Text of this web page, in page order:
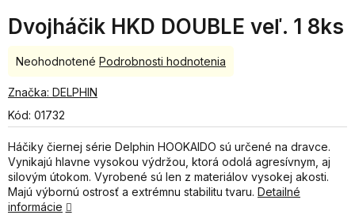
Dvojháčik HKD DOUBLE veľ. 1 8ks
Kód: 01732
Háčiky čiernej série Delphin HOOKAIDO sú určené na dravce.
Vynikajú hlavne vysokou výdržou, ktorá odolá agresívnym, aj
silovým útokom. Vyrobené sú len z materiálov vysokej akosti.
Majú výbornú ostrosť a extrémnu stabilitu tvaru. Detailné
informácie
Priemerné
produktu
0,0
5
hviezdičiek.
Neohodnotené Podrobnosti hodnotenia
Značka: DELPHIN